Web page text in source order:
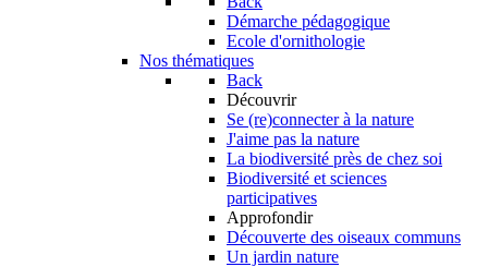
Démarche pédagogique
Ecole d'ornithologie
Nos thématiques
Back
Découvrir
Se (re)connecter à la nature
J'aime pas la nature
La biodiversité près de chez soi
Biodiversité et sciences
participatives
Approfondir
Découverte des oiseaux communs
Un jardin nature